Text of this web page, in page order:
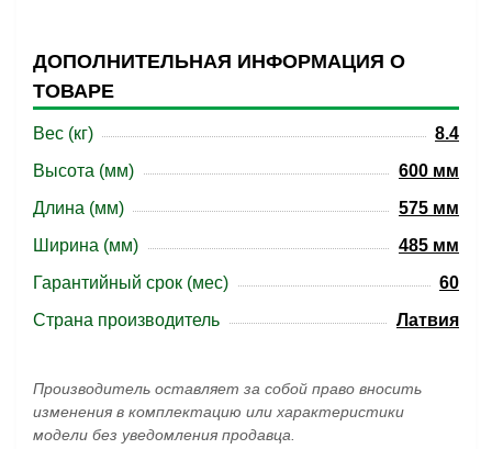
ДОПОЛНИТЕЛЬНАЯ ИНФОРМАЦИЯ О
ТОВАРЕ
Вес (кг)
8.4
Высота (мм)
600 мм
Длина (мм)
575 мм
Ширина (мм)
485 мм
Гарантийный срок (мес)
60
Страна производитель
Латвия
Производитель оставляет за собой право вносить
изменения в комплектацию или характеристики
модели без уведомления продавца.